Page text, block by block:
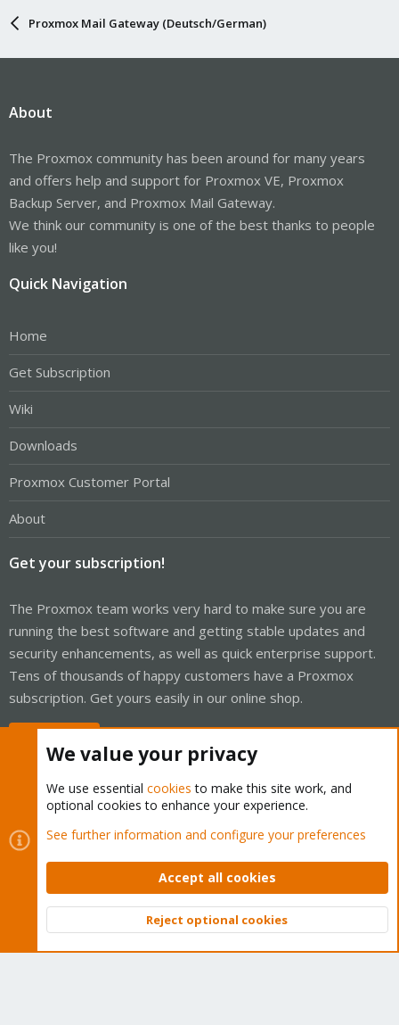
Proxmox Mail Gateway (Deutsch/German)
About
The Proxmox community has been around for many years
and offers help and support for Proxmox VE, Proxmox
Backup Server, and Proxmox Mail Gateway.
We think our community is one of the best thanks to people
like you!
Quick Navigation
Home
Get Subscription
Wiki
Downloads
Proxmox Customer Portal
About
Get your subscription!
The Proxmox team works very hard to make sure you are
running the best software and getting stable updates and
security enhancements, as well as quick enterprise support.
Tens of thousands of happy customers have a Proxmox
subscription. Get yours easily in our online shop.
Cookies
Proxmox Support Forum - Light Mode
Contact us
Terms and rules Privacy policy Help Home
Community platform by XenForo © 2010-2026 XenForo Ltd.
Top
We value your privacy
We use essential cookies to make this site work, and
optional cookies to enhance your experience.
See further information and configure your preferences
Accept all cookies
Reject optional cookies